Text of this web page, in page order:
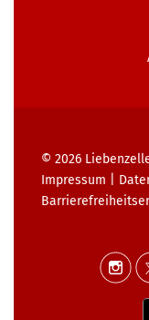
© 2026
Impressum